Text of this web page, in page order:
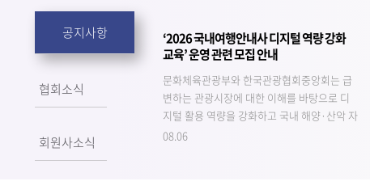
공지사항
협회소식
회원사소식
‘2026 국내여행안내사 디지털 역량 강화
교육’ 운영 관련 모집 안내
문화체육관광부와 한국관광협회중앙회는 급
변하는 관광시장에 대한 이해를 바탕으로 디
지털 활용 역량을 강화하고 국내 해양·산악 자
원을활용한관광 서비스 기획를 지원하고
08.06